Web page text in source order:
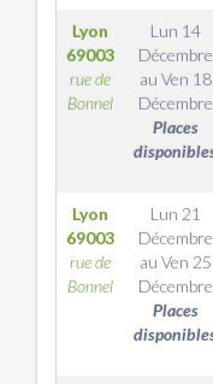
Lyon
69003
rue de
Bonnel
Lun 14
Décembre
au Ven 18
Décembre
Places
Lyon
69003
rue de
Bonnel
Lun 21
Décembre
au Ven 25
Décembre
Places